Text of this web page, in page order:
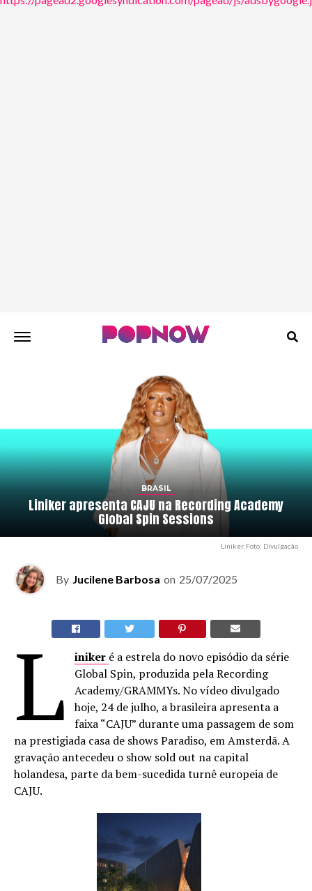
BRASIL
Liniker apresenta CAJU na Recording Academy
Global Spin Sessions
Liniker. Foto: Divulgação
By Jucilene Barbosa on 25/07/2025
L iniker é a estrela do novo episódio da série
Global Spin, produzida pela Recording
Academy/GRAMMYs. No vídeo divulgado
hoje, 24 de julho, a brasileira apresenta a
faixa “CAJU” durante uma passagem de som
na prestigiada casa de shows Paradiso, em Amsterdã. A
gravação antecedeu o show sold out na capital
holandesa, parte da bem-sucedida turnê europeia de
CAJU.